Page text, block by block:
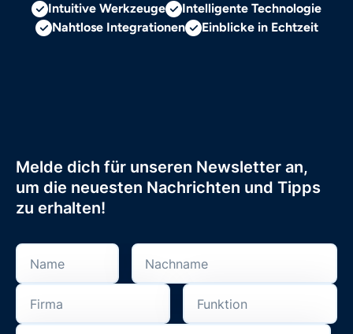
Intuitive Werkzeuge
Intelligente Technologie
Nahtlose Integrationen
Einblicke in Echtzeit
Melde dich für unseren Newsletter an,
um die neuesten Nachrichten und Tipps
zu erhalten!